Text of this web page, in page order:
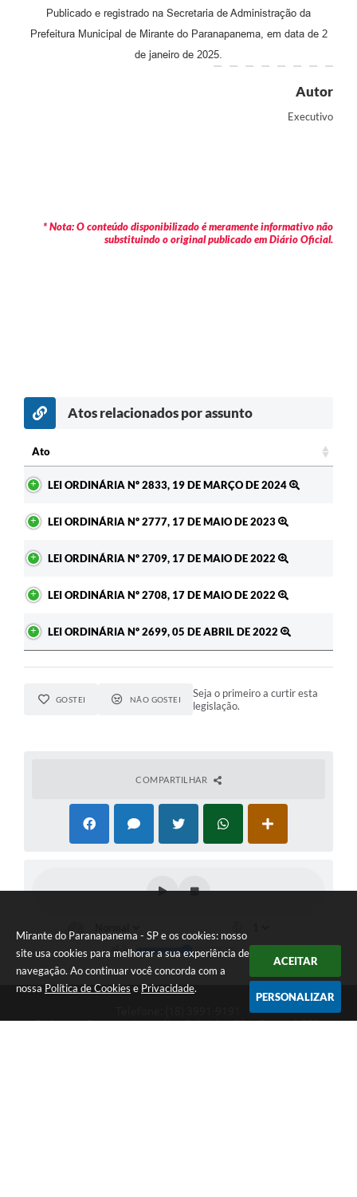
Mirante do Paranapanema - SP e os cookies: nosso
site usa cookies para melhorar a sua experiência de
navegação. Ao continuar você concorda com a
nossa Política de Cookies e Privacidade.
ACEITAR
PERSONALIZAR
Publicado e registrado na Secretaria de Administração da
Prefeitura Municipal de Mirante do Paranapanema, em data de 2
de janeiro de 2025.
Autor
Executivo
* Nota: O conteúdo disponibilizado é meramente informativo não
substituindo o original publicado em Diário Oficial.
Atos relacionados por assunto
Ato
LEI ORDINÁRIA Nº 2833, 19 DE MARÇO DE 2024
LEI ORDINÁRIA Nº 2777, 17 DE MAIO DE 2023
LEI ORDINÁRIA Nº 2709, 17 DE MAIO DE 2022
LEI ORDINÁRIA Nº 2708, 17 DE MAIO DE 2022
LEI ORDINÁRIA Nº 2699, 05 DE ABRIL DE 2022
GOSTEI NÃO GOSTEI
Seja o primeiro a curtir esta
legislação.
COMPARTILHAR
Endereço: Rua Jose Marcolino Sobrinho, 721, Centro | CEP: